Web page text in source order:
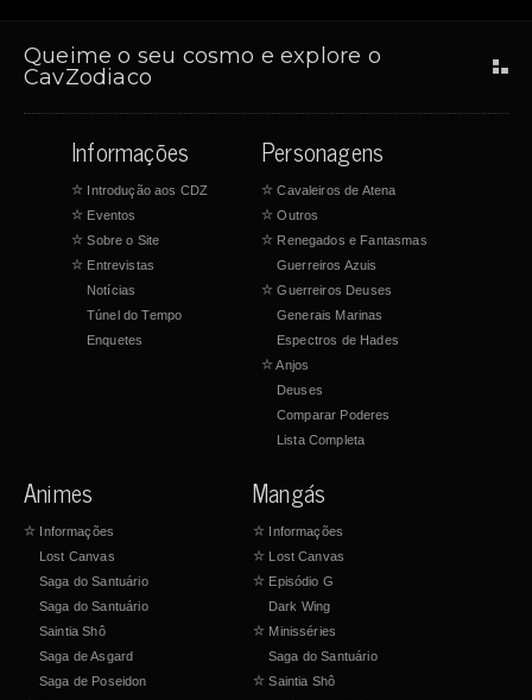
Queime o seu cosmo e explore o
CavZodiaco
Informações
☆ Introdução aos CDZ
☆ Eventos
☆ Sobre o Site
☆ Entrevistas
Notícias
Túnel do Tempo
Enquetes
Personagens
☆ Cavaleiros de Atena
☆ Outros
☆ Renegados e Fantasmas
Guerreiros Azuis
☆ Guerreiros Deuses
Generais Marinas
Espectros de Hades
☆Anjos
Deuses
Comparar Poderes
Lista Completa
Animes
☆ Informações
Lost Canvas
Saga do Santuário
Saga do Santuário
Saintia Shô
Saga de Asgard
Saga de Poseidon
Mangás
☆ Informações
☆ Lost Canvas
☆ Episódio G
Dark Wing
☆ Minisséries
Saga do Santuário
☆ Saintia Shô